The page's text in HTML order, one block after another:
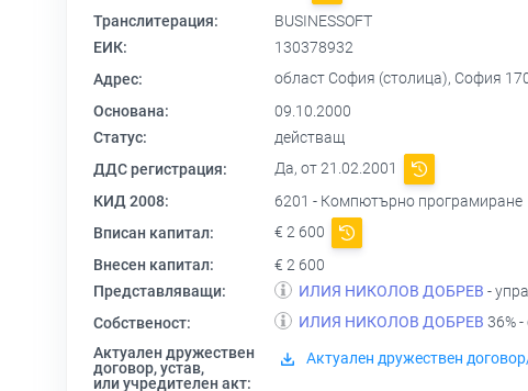
Транслитерация:
BUSINESSOFT
ЕИК:
130378932
Адрес:
област София (столица), София
Основана:
09.10.2000
Статус:
действащ
ДДС регистрация:
Да, от 21.02.2001
КИД 2008:
6201 - Компютърно програмиране
Вписан капитал:
€ 2 600
Внесен капитал:
€ 2 600
Представляващи:
ИЛИЯ НИКОЛОВ ДОБРЕВ -
Собственост:
ИЛИЯ НИКОЛОВ ДОБРЕВ 36%
Актуален дружествен
договор, устав,
или учредителен акт:
Актуален дружествен